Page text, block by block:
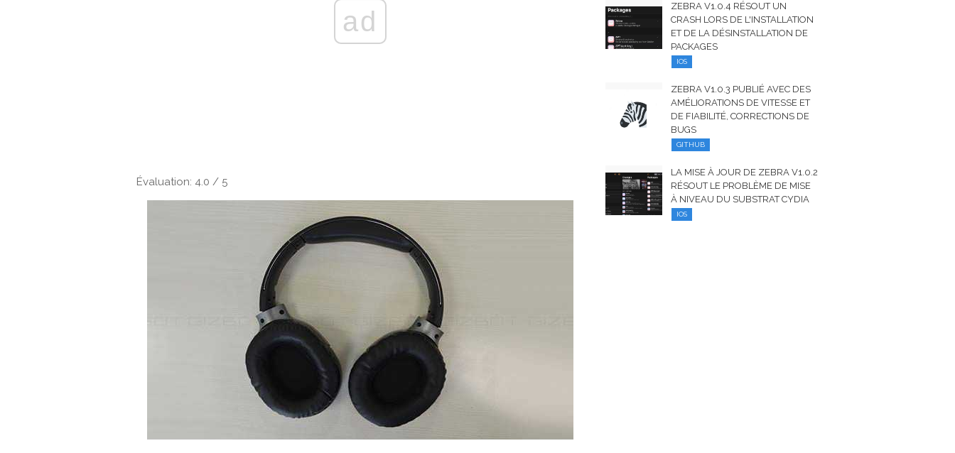
ad
Évaluation: 4.0 / 5
ZEBRA V1.0.4 RÉSOUT UN
CRASH LORS DE L'INSTALLATION
ET DE LA DÉSINSTALLATION DE
PACKAGES
IOS
ZEBRA V1.0.3 PUBLIÉ AVEC DES
AMÉLIORATIONS DE VITESSE ET
DE FIABILITÉ, CORRECTIONS DE
BUGS
GITHUB
LA MISE À JOUR DE ZEBRA V1.0.2
RÉSOUT LE PROBLÈME DE MISE
À NIVEAU DU SUBSTRAT CYDIA
IOS